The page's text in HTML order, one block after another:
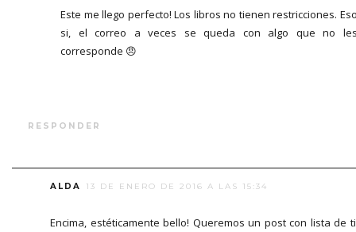
Este me llego perfecto! Los libros no tienen restricciones.
si, el correo a veces se queda con algo que no
corresponde 😠
RESPONDER
ALDA 13 DE ENERO DE 2016 A LAS 15:34
Encima, estéticamente bello! Queremos un post con lista de